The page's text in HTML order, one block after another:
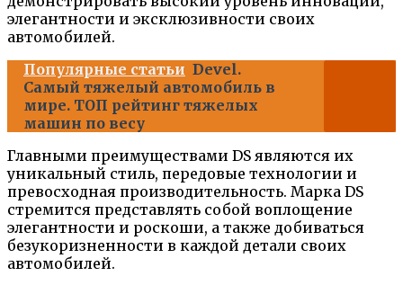
элегантности и эксклюзивности своих
автомобилей.
Популярные статьи Devel.
Самый тяжелый автомобиль в
мире. ТОП рейтинг тяжелых
машин по весу
Главными преимуществами DS являются их
уникальный стиль, передовые технологии и
превосходная производительность. Марка DS
стремится представлять собой воплощение
элегантности и роскоши, а также добиваться
безукоризненности в каждой детали своих
автомобилей.